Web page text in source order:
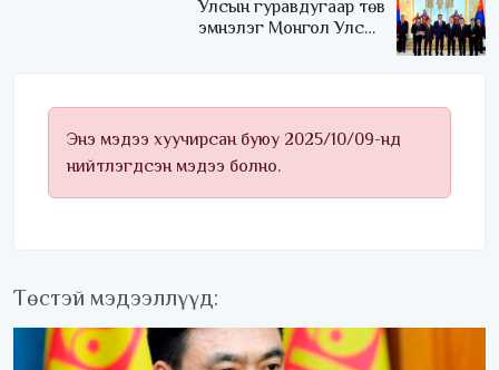
Улсын гуравдугаар төв
эмнэлэг Монгол Улсын
Энэ мэдээ хуучирсан буюу 2025/10/09-нд
нийтлэгдсэн мэдээ болно.
Төстэй мэдээллүүд: